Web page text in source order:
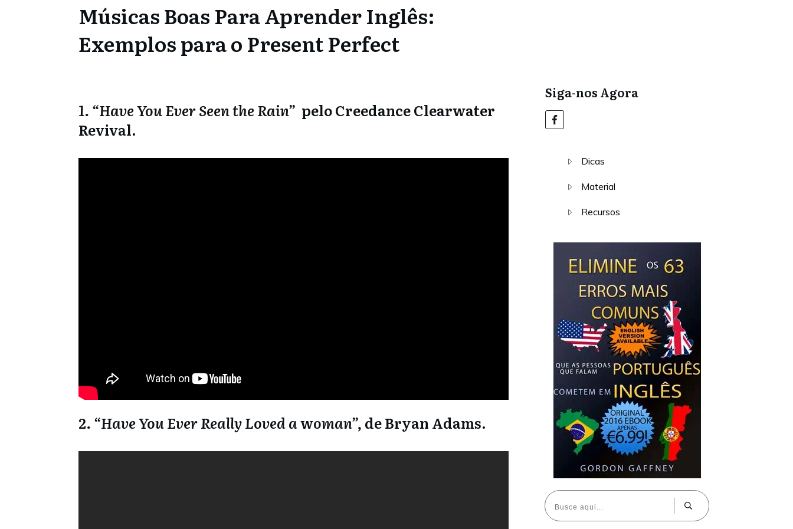
Músicas Boas Para Aprender Inglês:
Exemplos para o Present Perfect
1. “Have You Ever Seen the Rain” pelo Creedance Clearwater
Revival.
2. “Have You Ever Really Loved awoman”, de Bryan Adams.
Siga-nos Agora
Dicas
Material
Recursos